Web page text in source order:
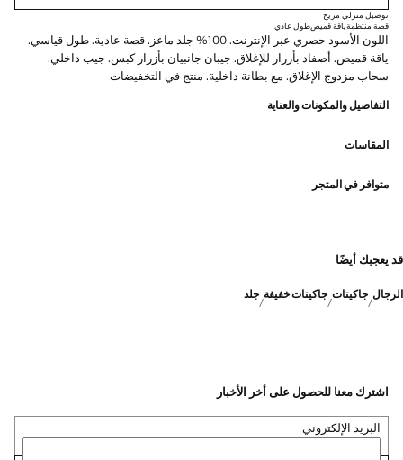
توصيل منزلي مريح
قصة منتظمةياقة قميصطول عادي
اللون الأسود حصري عبر الإنترنت. 100% جلد ماعز. قصة عادية. طول قياسي.
ياقة قميص. أصفاد بأزرار للإغلاق. جيبان جانبيان بأزرار كبس. جيب داخلي.
سحاب مزدوج الإغلاق. مع بطانة داخلية. منتج في التخفيضات
التفاصيل والمكونات والعناية
المقاسات
متوافر في المتجر
قد يعجبك أيضًا
الرجال جاكيتات جاكيتات خفيفة جلد
اشترك معنا للحصول على أخر الأخبار
البريد الإلكتروني